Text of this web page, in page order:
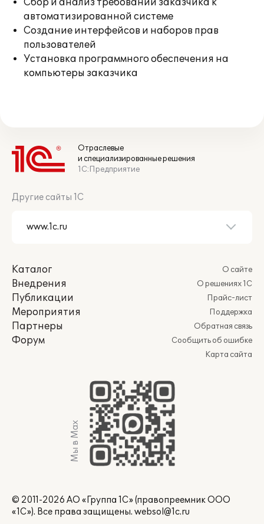
Сбор и анализ требований заказчика к
автоматизированной системе
Создание интерфейсов и наборов прав
пользователей
Установка программного обеспечения на
компьютеры заказчика
Отраслевые
и специализированные решения
1С:Предприятие
Другие сайты 1С
Каталог
Внедрения
Публикации
Мероприятия
Партнеры
Форум
О сайте
О решениях 1С
Прайс-лист
Поддержка
Обратная связь
Сообщить об ошибке
Карта сайта
Мы в Max
© 2011-2026 АО «Группа 1С» (правопреемник ООО
«1С»). Все права защищены. websol@1c.ru